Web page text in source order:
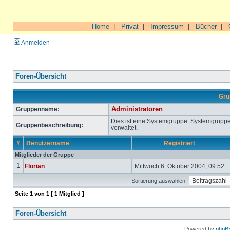
Home Privat Impressum Bücher|
Anmelden
Foren-Übersicht
Gruppenname:
Administratoren
Gruppenbeschreibung:
Dies ist eine Systemgruppe.
verwaltet.
# Benutzername Registriert
Mitglieder der Gruppe
1 Florian Mittwoch 6. Oktober 2004, 09:52
Sortierung auswählen:
Seite 1 von 1 [ 1 Mitglied ]
Foren-Übersicht